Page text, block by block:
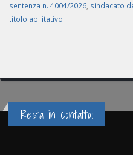
sentenza n. 4004/2026 sindacato
titolo abilitativo
Resta in contatto!